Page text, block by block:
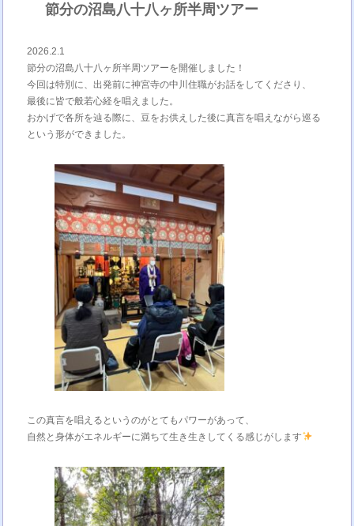
節分の沼島八十八ヶ所半周ツアー
2026.2.1
節分の沼島八十八ヶ所半周ツアーを開催しました！
今回は特別に、出発前に神宮寺の中川住職がお話をしてくださり、
最後に皆で般若心経を唱えました。
おかげで各所を辿る際に、豆をお供えした後に真言を唱えながら巡る
という形ができました。
この真言を唱えるというのがとてもパワーがあって、
自然と身体がエネルギーに満ちて生き生きしてくる感じがします